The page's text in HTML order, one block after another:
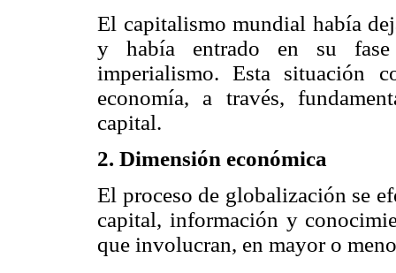
El capitalismo mundial había
y había entrado en su fase
imperialismo. Esta situación
economía, a través,
capital.
2. Dimensión económica
El proceso de globalización se
capital, información y
que involucran, en mayor o